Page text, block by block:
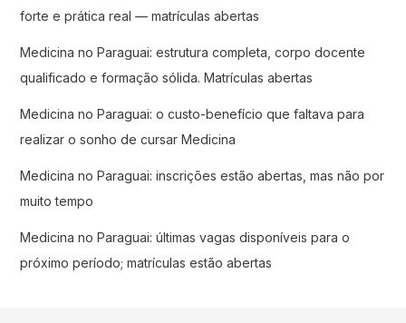
forte e prática real — matrículas abertas
Medicina no Paraguai: estrutura completa, corpo docente
qualificado e formação sólida. Matrículas abertas
Medicina no Paraguai: o custo-benefício que faltava para
realizar o sonho de cursar Medicina
Medicina no Paraguai: inscrições estão abertas, mas não por
muito tempo
Medicina no Paraguai: últimas vagas disponíveis para o
próximo período; matrículas estão abertas